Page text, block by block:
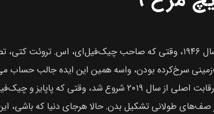
۹ نوامبر ۲۰۲۴ روز جهانی ساندویچ مرغه. داستان این روز برمیگرده به سال ۱۹۴۶،
سرخ‌کرده بودن، واسه همین این ایده جالب حساب
توی دهه‌های ۸۰ و ۹۰ ساندویچ مرغ رو آوردن توی منوشون. اما انگار
طولانی تشکیل بدن. حالا هرجای دنیا که باشی،